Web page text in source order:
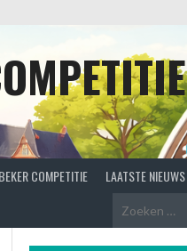
BEKER COMPETITIE LAATSTE NIEUWS